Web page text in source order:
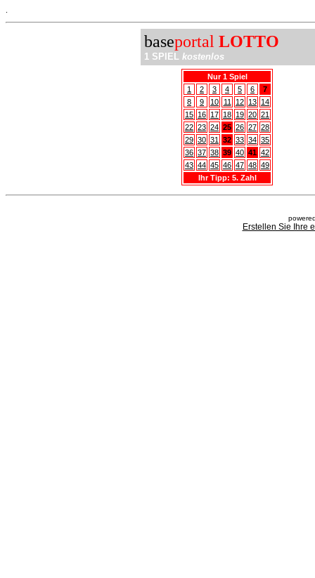
baseportal LOTTO
1 SPIEL kostenlos
Nur 1 Spiel
1
2 3 4 5 6
7
8
9 10 11 12 13 14
15 16 17 18 19 20 21
22 23 24 25 26 27 28
29 30 31 32 33 34 35
36 37 38 39 40 41 42
43 44 45 46 47 48 49
Ihr Tipp: 5. Zahl
Erstellen Sie Ihre